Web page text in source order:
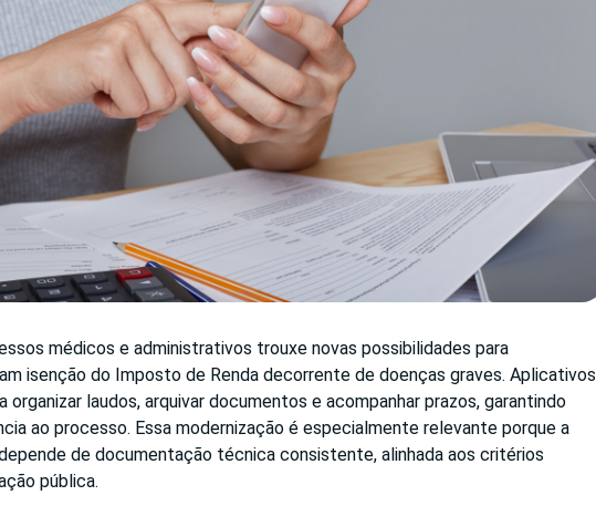
médicos e administrativos trouxe novas possibilidades para
isenção do Imposto de Renda decorrente de doenças graves. Aplicativos
organizar laudos, arquivar documentos e acompanhar prazos, garantindo
ao processo. Essa modernização é especialmente relevante porque a
de documentação técnica consistente, alinhada aos critérios
pública.